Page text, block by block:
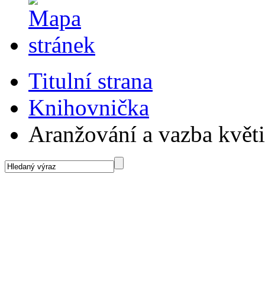
Titulní strana
Knihovnička
Aranžování a vazba